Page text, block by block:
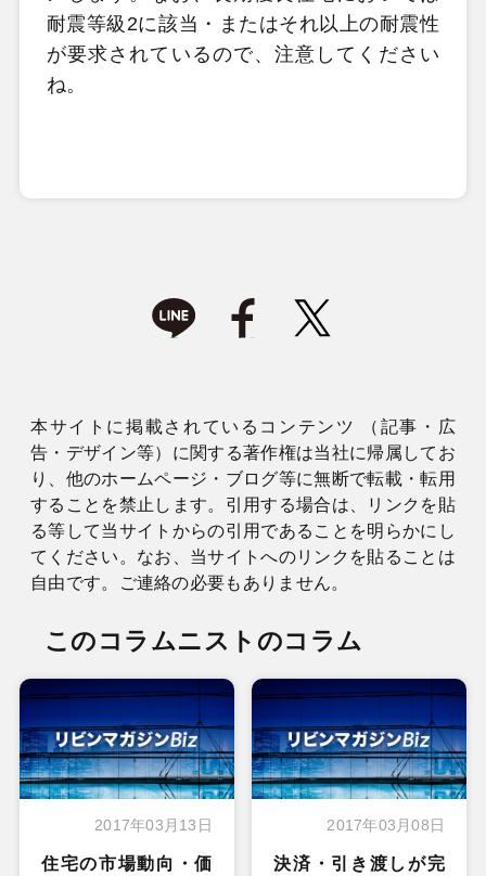
耐震等級2に該当・またはそれ以上の耐震性
が要求されているので、注意してください
ね。
本サイトに掲載されているコンテンツ （記事・広
告・デザイン等）に関する著作権は当社に帰属してお
り、他のホームページ・ブログ等に無断で転載・転用
することを禁止します。引用する場合は、リンクを貼
る等して当サイトからの引用であることを明らかにし
てください。なお、当サイトへのリンクを貼ることは
自由です。ご連絡の必要もありません。
このコラムニストのコラム
2017年03月13日
住宅の市場動向・価
2017年03月08日
決済・引き渡しが完